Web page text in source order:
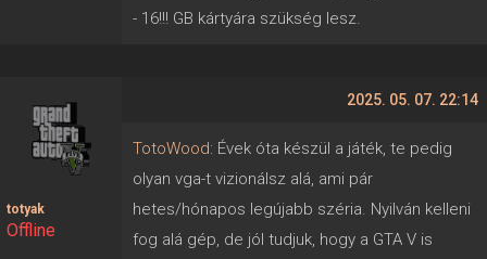
- 16!!! GB kártyára szükség lesz.
totyak
Offline
2025. 05. 07. 22:14
TotoWood: Évek óta készül a játék, te pedig
olyan vga-t vizionálsz alá, ami pár
hetes/hónapos legújabb széria. Nyilván kelleni
fog alá gép, de jól tudjuk, hogy a GTA V is